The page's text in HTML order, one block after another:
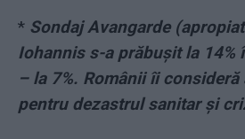
* Sondaj Avangarde
Iohannis s-a prăbușit la 14%
– la 7%. Românii îi
pentru dezastrul sanitar și